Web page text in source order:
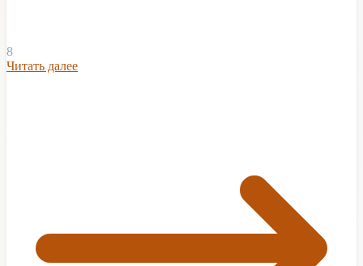
8
Читать далее